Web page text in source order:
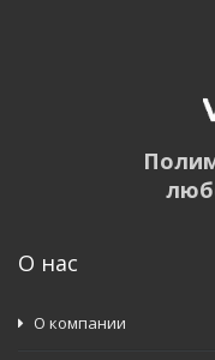
О нас
О компании